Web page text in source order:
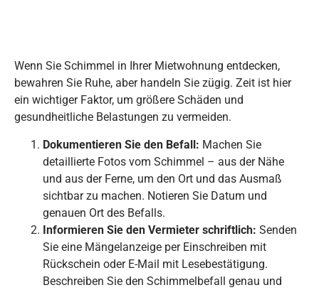
Wenn Sie Schimmel in Ihrer Mietwohnung entdecken,
bewahren Sie Ruhe, aber handeln Sie zügig. Zeit ist hier
ein wichtiger Faktor, um größere Schäden und
gesundheitliche Belastungen zu vermeiden.
Dokumentieren Sie den Befall: Machen Sie
detaillierte Fotos vom Schimmel – aus der Nähe
und aus der Ferne, um den Ort und das Ausmaß
sichtbar zu machen. Notieren Sie Datum und
genauen Ort des Befalls.
Informieren Sie den Vermieter schriftlich: Senden
Sie eine Mängelanzeige per Einschreiben mit
Rückschein oder E-Mail mit Lesebestätigung.
Beschreiben Sie den Schimmelbefall genau und